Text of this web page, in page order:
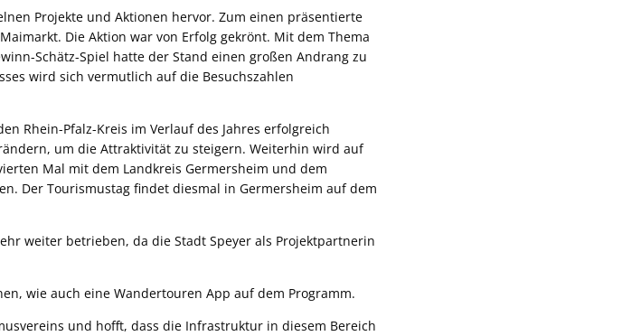
Projekte und Aktionen hervor. Zum einen präsentierte
Die Aktion war von Erfolg gekrönt. Mit dem Thema
Schätz-Spiel hatte der Stand einen großen Andrang zu
wird sich vermutlich auf die Besuchszahlen
Rhein-Pfalz-Kreis im Verlauf des Jahres erfolgreich
um die Attraktivität zu steigern. Weiterhin wird auf
Mal mit dem Landkreis Germersheim und dem
Der Tourismustag findet diesmal in Germersheim auf dem
weiter betrieben, da die Stadt Speyer als Projektpartnerin
wie auch eine Wandertouren App auf dem Programm.
und hofft, dass die Infrastruktur in diesem Bereich